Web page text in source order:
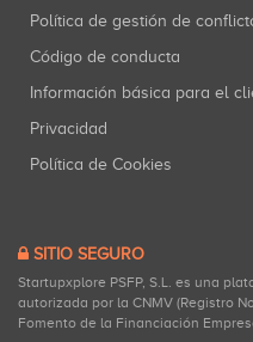
Política de gestión de
Código de conducta
Información básica para el
Privacidad
Política de Cookies
SITIO SEGURO
Startupxplore PSFP, S.L. es una
autorizada por la CNMV (Registro
Fomento de la Financiación